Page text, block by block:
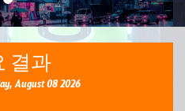
결과
August 08 2026